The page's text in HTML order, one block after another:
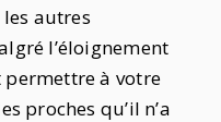
autres
l’éloignement
à votre
proches qu’il n’a